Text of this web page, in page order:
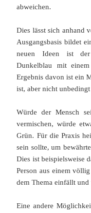
abweichen.
Dies lässt sich anhand
Ausgangsbasis bildet
neuen Ideen ist
Dunkelblau mit
Ergebnis davon ist ein
ist, aber nicht
Würde der Mensch
vermischen, würde
Grün. Für die Praxis
sein sollte, um
Dies ist beispielsweise
Person aus einem
dem Thema einfällt
Eine andere